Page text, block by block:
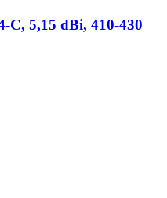
C, 5,15 dBi, 410-430